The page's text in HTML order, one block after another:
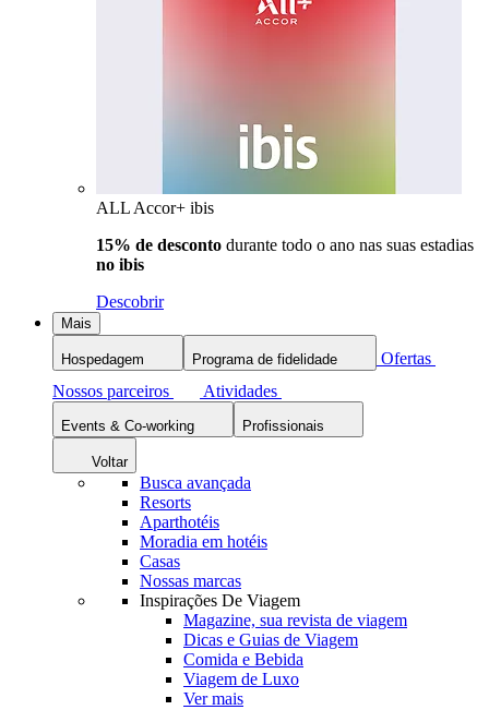
ALL Accor+ ibis
15% de desconto durante todo o ano nas suas estadias
no ibis
Descobrir
Mais
Hospedagem Programa de fidelidade
Ofertas
Nossos parceiros
Atividades
Events & Co-working Profissionais
Voltar
Busca avançada
Resorts
Aparthotéis
Moradia em hotéis
Casas
Nossas marcas
Inspirações De Viagem
Magazine, sua revista de viagem
Dicas e Guias de Viagem
Comida e Bebida
Viagem de Luxo
Ver mais